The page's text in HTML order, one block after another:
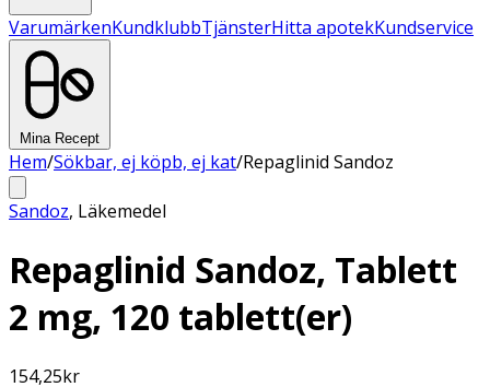
VarumärkenKundklubbTjänsterHitta apotekKundservice
Mina Recept
Hem/Sökbar, ej köpb, ej kat/Repaglinid Sandoz
Sandoz, Läkemedel
Repaglinid Sandoz, Tablett
2 mg, 120 tablett(er)
154,25kr